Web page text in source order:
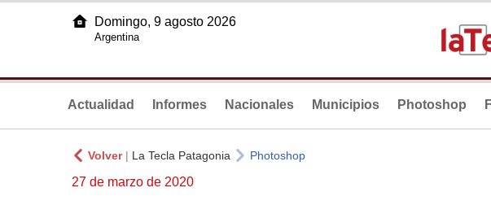
Domingo, 9 agosto 2026
Argentina
Actualidad Informes Nacionales Municipios Photoshop
Volver| La Tecla Patagonia Photoshop
27 de marzo de 2020